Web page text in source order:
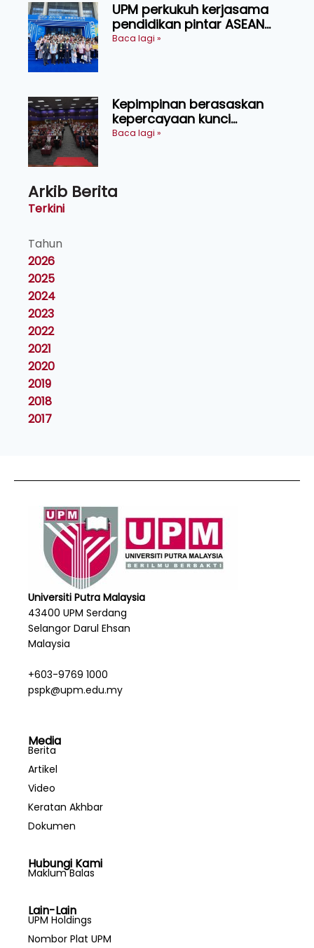
UPM perkukuh kerjasama
pendidikan pintar ASEAN
menerusi lawatan rasmi ke
Baca lagi »
Kepimpinan berasaskan
kepercayaan kunci
kecemerlangan institusi -
Baca lagi »
Arkib Berita
Terkini
Tahun
2026
2025
2024
2023
2022
2021
2020
2019
2018
2017
Universiti Putra Malaysia
43400 UPM Serdang
Selangor Darul Ehsan
Malaysia
+603-9769 1000
pspk@upm.edu.my
Media
Berita
Artikel
Video
Keratan Akhbar
Dokumen
Hubungi Kami
Maklum Balas
Lain-Lain
UPM Holdings
Nombor Plat UPM